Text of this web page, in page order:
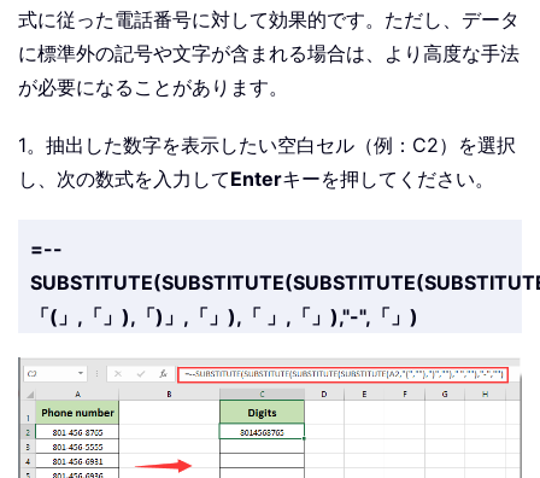
式に従った電話番号に対して効果的です。ただし、データ
に標準外の記号や文字が含まれる場合は、より高度な手法
が必要になることがあります。
1。抽出した数字を表示したい空白セル（例：C2）を選択
し、次の数式を入力してEnterキーを押してください。
=--
「(」,「」),「)」,「」),「 」,「」),"-",「」)